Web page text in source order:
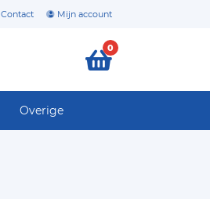
Contact Mijn account
0
Overige